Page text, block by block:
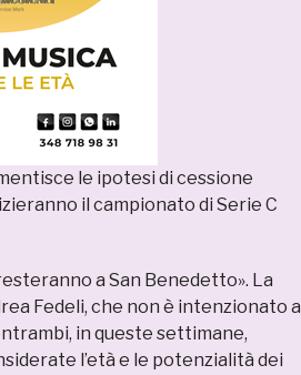
le ipotesi di cessione
il campionato di Serie C
a San Benedetto». La
Fedeli, che non è intenzionato a
in queste settimane,
l’età e le potenzialità dei